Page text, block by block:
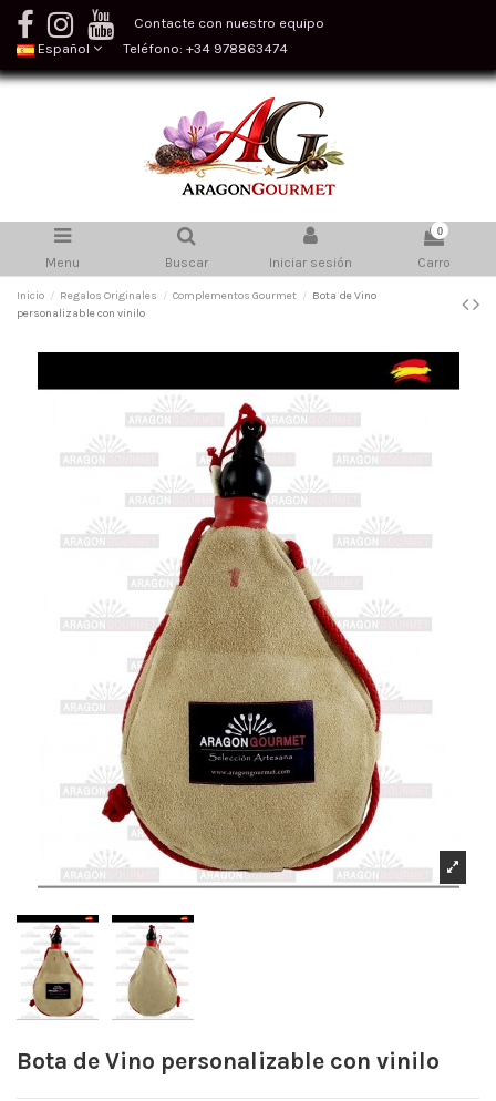
Contacte con nuestro equipo
Español
Teléfono: +34 978863474
Menu Buscar Iniciar sesión
0
Carro
Inicio Regalos Originales Complementos Gourmet
Bota de Vino
personalizable con vinilo
Bota de Vino personalizable con vinilo